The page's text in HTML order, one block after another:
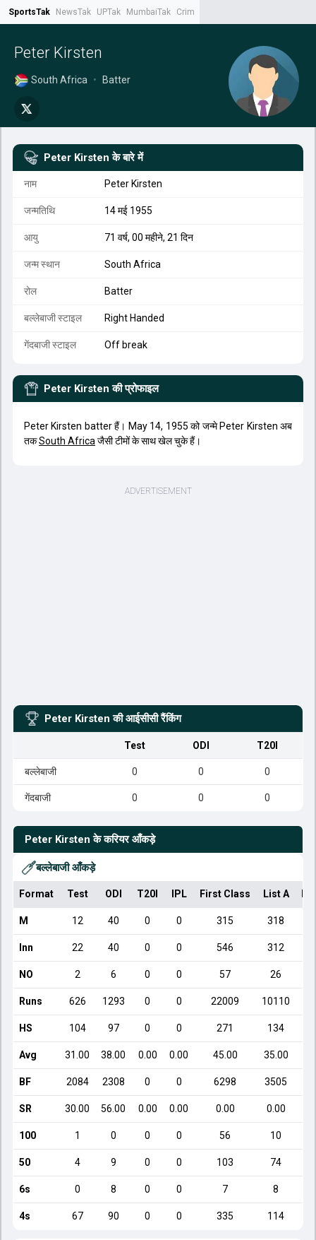
SportsTak NewsTak UPTak MumbaiTak CrimeTak
Peter Kirsten
South Africa • Batter
Peter Kirsten के बारे में
नाम Peter Kirsten
जन्मतिथि 14 मई 1955
आयु 71 वर्ष, 00 महीने, 21 दिन
जन्म स्थान South Africa
रोल Batter
बल्लेबाजी स्टाइल Right Handed
गेंदबाजी स्टाइल Off break
Peter Kirsten की प्रोफाइल
Peter Kirsten batter हैं। May 14, 1955 को जन्मे Peter Kirsten अब
तकSouth Africa जैसी टीमों के साथ खेल चुके हैं।
Peter Kirsten की आईसीसी रैंकिंग
Test ODI T20I
बल्लेबाजी 0 0 0
गेंदबाजी 0 0 0
Peter Kirsten के करियर आँकड़े
बल्लेबाजी आँकड़े
Format Test ODI T20I IPL First Class List A
M 12 40 0 0 315 318
Inn 22 40 0 0 546 312
NO 2 6 0 0 57 26
Runs 626 1293 0 0 22009 10110
HS 104 97 0 0 271 134
Avg 31.00 38.00 0.00 0.00 45.00 35.00
BF 2084 2308 0 0 6298 3505
SR 30.00 56.00 0.00 0.00 0.00 0.00
100 1 0 0 0 56 10
50 4 9 0 0 103 74
6s 0 8 0 0 7 8
4s 67 90 0 0 335 114